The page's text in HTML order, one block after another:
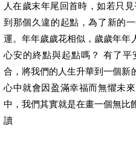
人在歲末年尾回首時，如若只
到那個久違的起點，為了新的
運。年年歲歲花相似，歲歲年年
心安的終點與起點嗎？ 有了
合，將我們的人生升華到一個新
心中就會因盈滿幸福而無懼未
中，我們其實就是在畫一個無比
讀